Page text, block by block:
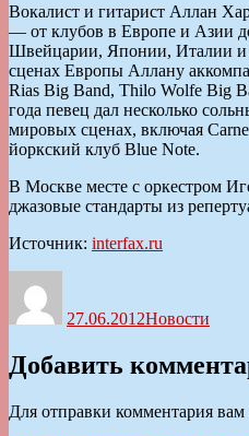
Вокалист и гитарист Аллан
— от клубов в Европе и Азии
Швейцарии, Японии, Италии и
сценах Европы Аллану
Rias Big Band, Thilo Wolfe Big
года певец дал несколько
мировых сценах, включая
йоркский клуб Blue Note.
В Москве месте с оркестром
джазовые стандарты из
Источник: interfax.ru
27.06.2012Новости
Добавить
Для отправки комментария